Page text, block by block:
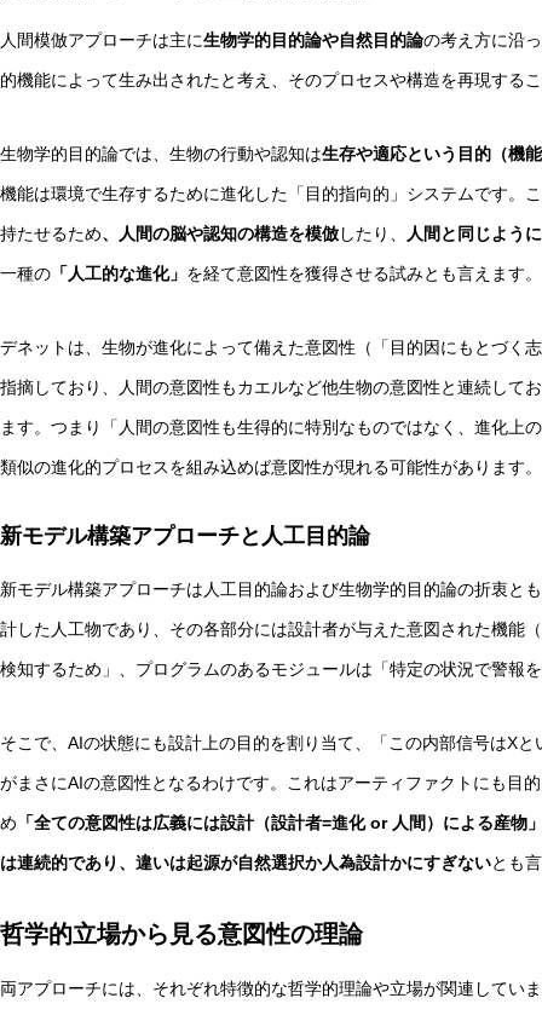
人間模倣アプローチは主に生物学的目的論や自然目的論の考え方に沿
的機能によって生み出されたと考え、そのプロセスや構造を再現する
生物学的目的論では、生物の行動や認知は生存や適応という目的（機
機能は環境で生存するために進化した「目的指向的」システムです。
持たせるため、人間の脳や認知の構造を模倣したり、 人間と同じよう
一種の 「人工的な進化」 を経て意図性を獲得させる試みとも言えます。
デネットは、生物が進化によって備えた意図性（「目的因にもとづく
指摘しており、人間の意図性もカエルなど他生物の意図性と連続して
ます。つまり「人間の意図性も生得的に特別なものではなく、進化上
類似の進化的プロセスを組み込めば意図性が現れる可能性があります。
新モデル構築アプローチと人工目的論
新モデル構築アプローチは人工目的論および生物学的目的論の折衷と
計した人工物であり、その各部分には設計者が与えた意図された機能
検知するため」、プログラムのあるモジュールは「特定の状況で警報
そこで、AIの状態にも設計上の目的を割り当て、「この内部信号はX
がまさにAIの意図性となるわけです。これはアーティファクトにも目
め 「全ての意図性は広義には設計（設計者=進化 or 人間）による産
は連続的であり、違いは起源が自然選択か人為設計かにすぎないとも
哲学的立場から見る意図性の理論
両アプローチには、それぞれ特徴的な哲学的理論や立場が関連してい